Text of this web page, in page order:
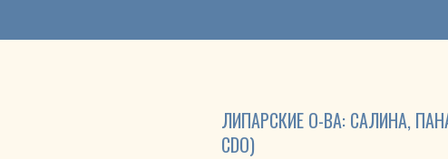
ЛИПАРСКИЕ О-ВА: САЛИНА,
CDO)